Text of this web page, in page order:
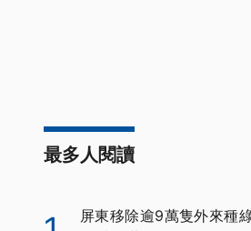
最多人閱讀
屏東移除逾9萬隻外來種